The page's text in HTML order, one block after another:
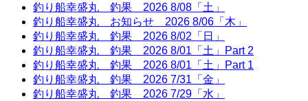
釣り船幸盛丸 釣果 2026 8/08「土」
釣り船幸盛丸 お知らせ 2026 8/06「木」
釣り船幸盛丸 釣果 2026 8/02「日」
釣り船幸盛丸 釣果 2026 8/01「土」Part 2
釣り船幸盛丸 釣果 2026 8/01「土」Part 1
釣り船幸盛丸 釣果 2026 7/31「金」
釣り船幸盛丸 釣果 2026 7/29「水」